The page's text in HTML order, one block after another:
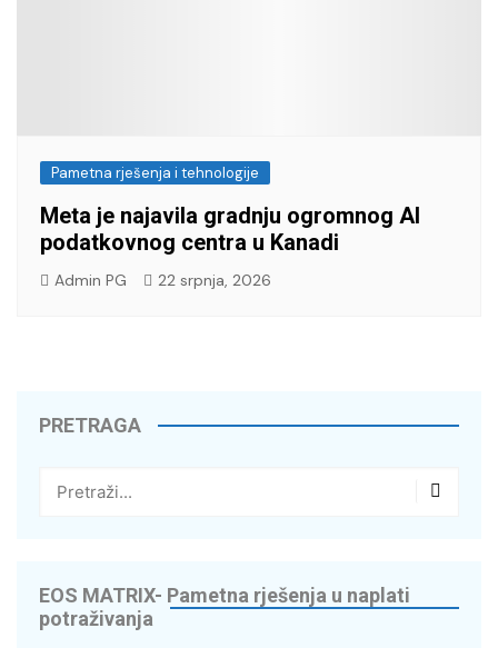
Pametna rješenja i tehnologije
Meta je najavila gradnju ogromnog AI
podatkovnog centra u Kanadi
Admin PG 22 srpnja, 2026
PRETRAGA
EOS MATRIX- Pametna rješenja u naplati
potraživanja